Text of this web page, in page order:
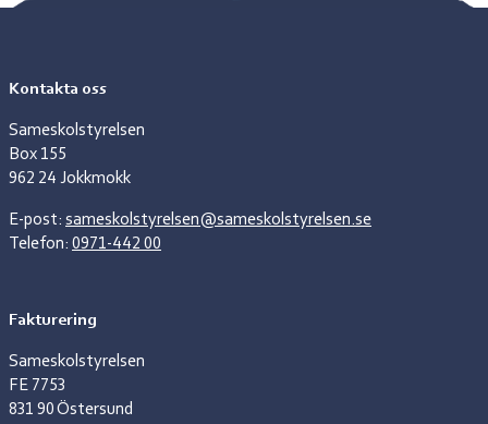
Kontakta oss
Sameskolstyrelsen
Box 155
962 24 Jokkmokk
E-post: sameskolstyrelsen@sameskolstyrelsen.se
Telefon: 0971-442 00
Fakturering
Sameskolstyrelsen
FE 7753
831 90 Östersund